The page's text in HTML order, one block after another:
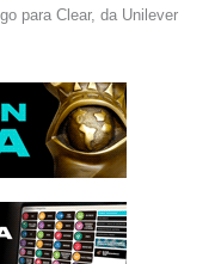
para Clear, da Unilever